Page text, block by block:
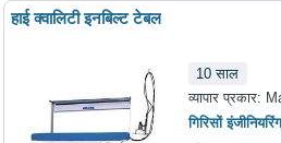
हाई क्वालिटी इनबिल्ट टेबल
10 साल
व्यापार प्रकार:
गिरिसों